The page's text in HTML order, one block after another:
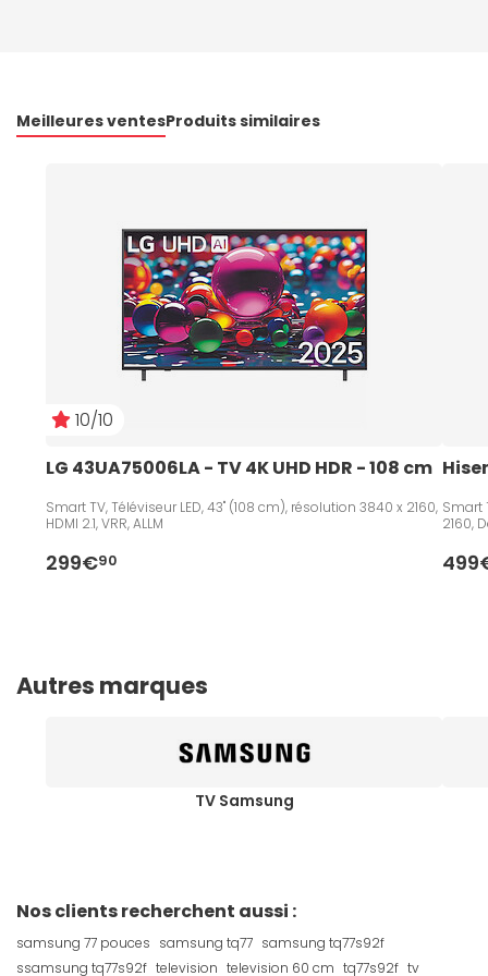
Meilleures ventesProduits similaires
10/10
LG 43UA75006LA - TV 4K UHD HDR - 108 cm
Smart TV, Téléviseur LED, 43" (108 cm), résolution 3840 x 2160,
HDMI 2.1, VRR, ALLM
299€90
Smart
2160,
Autres marques
TV Samsung
Nos clients recherchent aussi :
samsung 77 pouces samsung tq77 samsung tq77s92f
ssamsung tq77s92f television television 60 cm tq77s92f tv